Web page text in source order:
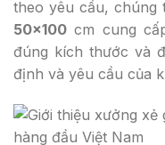
theo yêu cầu, chúng
50×100 cm cung
đúng kích thước và
định và yêu cầu của